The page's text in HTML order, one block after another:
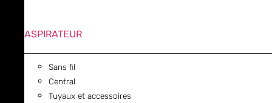
ASPIRATEUR
Sans fil
Central
Tuyaux et accessoires